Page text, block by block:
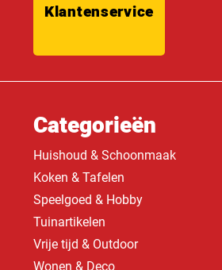
Klantenservice
Categorieën
Huishoud & Schoonmaak
Koken & Tafelen
Speelgoed & Hobby
Tuinartikelen
Vrije tijd & Outdoor
Wonen & Deco